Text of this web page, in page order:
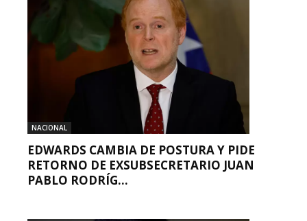
NACIONAL
EDWARDS CAMBIA DE POSTURA Y PIDE
RETORNO DE EXSUBSECRETARIO JUAN
PABLO RODRÍG...